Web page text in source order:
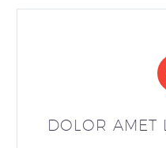
DOLOR AMET